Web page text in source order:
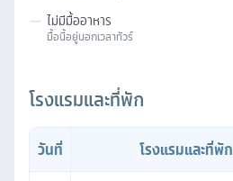
— ไม่มีมื้ออาหาร
มื้อนี้อยู่นอกเวลาทัวร์
โรงแรมและที่พัก
วันที่ โรงแรมและที่พัก